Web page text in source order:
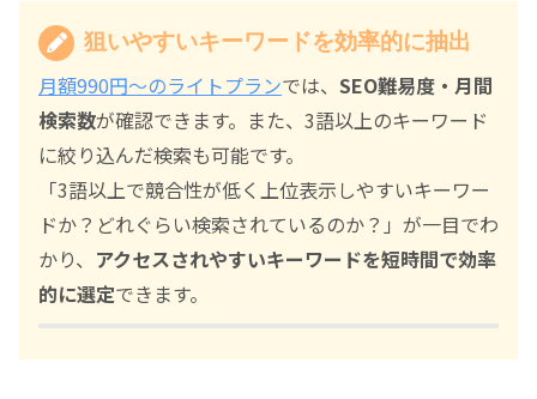
狙いやすいキーワードを効率的に抽出
月額990円～のライトプランでは、 SEO難易度・月間
検索数が確認できます。また、3語以上のキーワード
に絞り込んだ検索も可能です。
「3語以上で競合性が低く上位表示しやすいキーワー
ドか？どれぐらい検索されているのか？」が一目でわ
かり、 アクセスされやすいキーワードを短時間で効率
的に選定できます。